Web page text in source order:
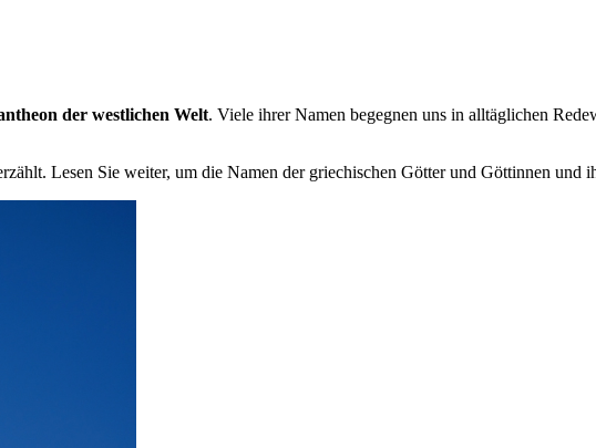
der westlichen Welt. Viele ihrer Namen begegnen uns in alltäglichen
Lesen Sie weiter, um die Namen der griechischen Götter und Göttinnen und